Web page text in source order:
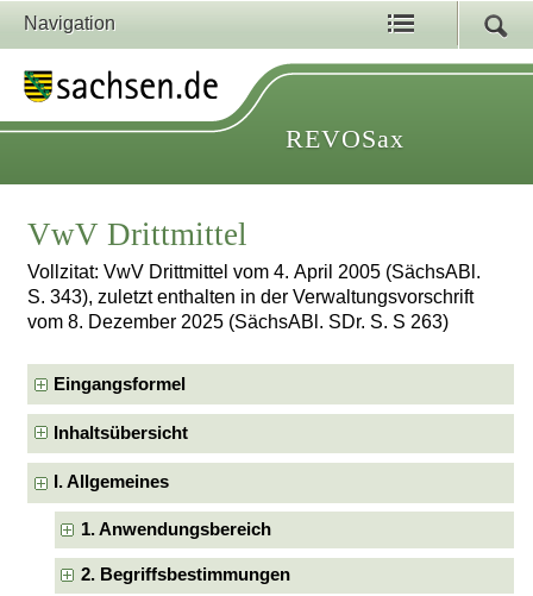
Navigation
REVOSax
VwV Drittmittel
Vollzitat: VwV Drittmittel vom 4. April 2005 (SächsABl.
S. 343), zuletzt enthalten in der Verwaltungsvorschrift
vom 8. Dezember 2025 (SächsABl. SDr. S. S 263)
Eingangsformel
Inhaltsübersicht
I. Allgemeines
1. Anwendungsbereich
2. Begriffsbestimmungen